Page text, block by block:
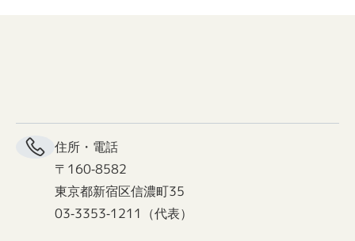
住所・電話
〒160-8582
東京都新宿区信濃町35
03-3353-1211（代表）